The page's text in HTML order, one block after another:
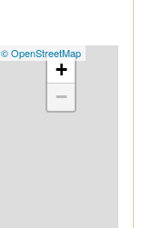
+
−
© OpenStreetMap